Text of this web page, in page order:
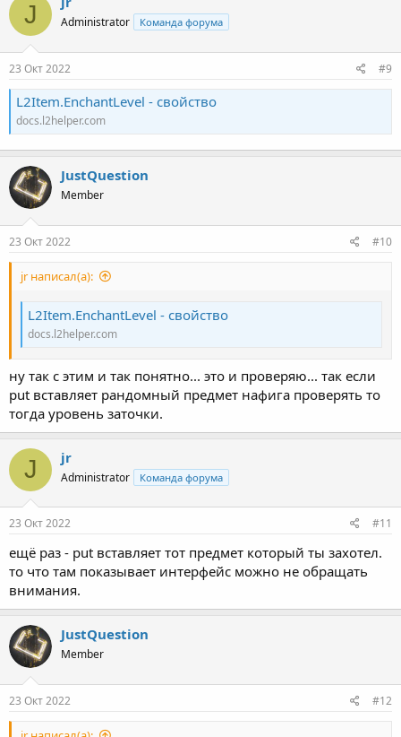
J Administrator Команда форума
23 Окт 2022 #9
L2Item.EnchantLevel - свойство
docs.l2helper.com
JustQuestion
Member
23 Окт 2022 #10
jr написал(а):
L2Item.EnchantLevel - свойство
docs.l2helper.com
ну так с этим и так понятно... это и проверяю... так если
put вставляет рандомный предмет нафига проверять то
тогда уровень заточки.
J jr
Administrator Команда форума
23 Окт 2022 #11
ещё раз - put вставляет тот предмет который ты захотел.
то что там показывает интерфейс можно не обращать
внимания.
JustQuestion
Member
23 Окт 2022 #12